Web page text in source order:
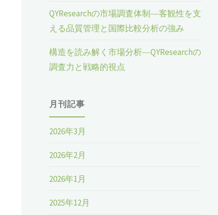
QYResearchの市場調査体制―客観性を支
える品質管理と国際比較分析の強み
構造を読み解く市場分析―QYResearchの
調査力と戦略的視点
月刊記事
2026年3月
2026年2月
2026年1月
2025年12月